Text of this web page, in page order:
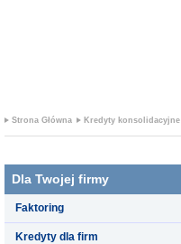
Strona Główna Kredyty konsolidacyjne
Dla Twojej firmy
Faktoring
Kredyty dla firm